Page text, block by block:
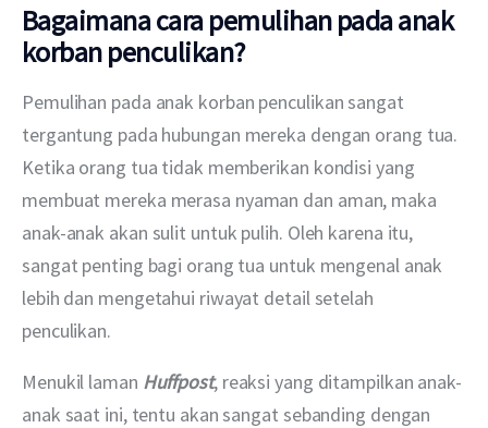
Bagaimana cara pemulihan pada anak
korban penculikan?
Pemulihan pada anak korban penculikan sangat
tergantung pada hubungan mereka dengan orang tua.
Ketika orang tua tidak memberikan kondisi yang
membuat mereka merasa nyaman dan aman, maka
anak-anak akan sulit untuk pulih. Oleh karena itu,
sangat penting bagi orang tua untuk mengenal anak
lebih dan mengetahui riwayat detail setelah
penculikan.
Menukil laman Huffpost, reaksi yang ditampilkan anak-
anak saat ini, tentu akan sangat sebanding dengan